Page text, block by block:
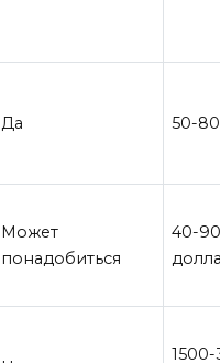
Да 50-
Может
понадобиться
40-